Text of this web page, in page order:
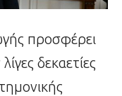
προσφέρει
δεκαετίες